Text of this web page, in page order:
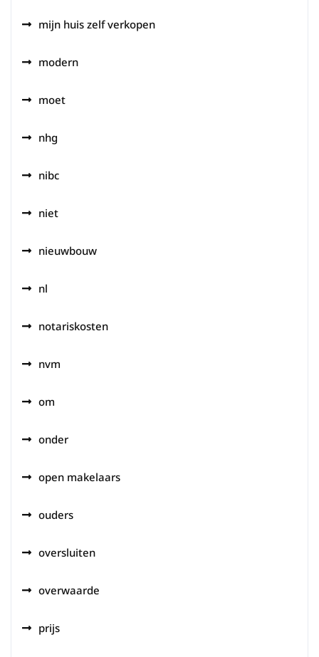
mijn huis zelf verkopen
modern
moet
nhg
nibc
niet
nieuwbouw
nl
notariskosten
nvm
om
onder
open makelaars
ouders
oversluiten
overwaarde
prijs